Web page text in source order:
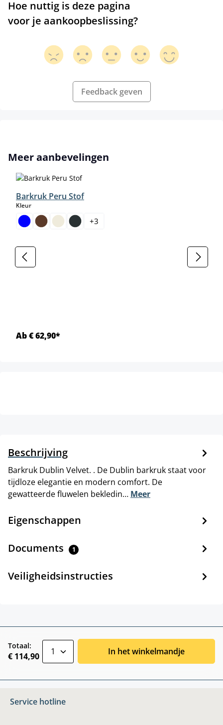
Hoe nuttig is deze pagina
voor je aankoopbeslissing?
Feedback geven
Productgalerij overslaan
Meer aanbevelingen
Barkruk Peru Stof
Kleurselect
+3
Ab € 62,90*
Beschrijving
Barkruk Dublin Velvet. . De Dublin barkruk staat voor
tijdloze elegantie en modern comfort. De
gewatteerde fluwelen bekledin… Meer
Eigenschappen
Documents 1
Veiligheidsinstructies
Totaal:
€ 114,90 In het winkelmandje
Service hotline